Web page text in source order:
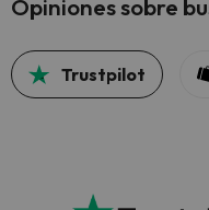
Opiniones sobre
Trustpilot